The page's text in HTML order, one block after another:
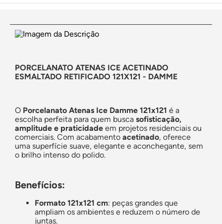
PORCELANATO ATENAS ICE ACETINADO
ESMALTADO RETIFICADO 121X121 - DAMME
O Porcelanato Atenas Ice Damme 121x121 é a
escolha perfeita para quem busca sofisticação,
amplitude e praticidade em projetos residenciais ou
comerciais. Com acabamento acetinado, oferece
uma superfície suave, elegante e aconchegante, sem
o brilho intenso do polido.
Benefícios:
Formato 121x121 cm: peças grandes que
ampliam os ambientes e reduzem o número de
juntas.